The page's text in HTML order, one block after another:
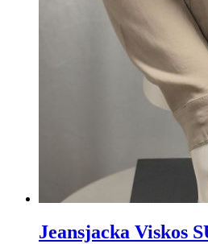
Jeansjacka Viskos